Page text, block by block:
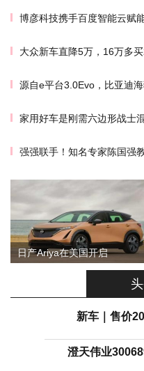
博彦科技携手百度智能云赋
大众新车直降5万，16万多
源自e平台3.0Evo，比亚迪
家用好车是刚需六边形战士
强强联手！知名专家陈国强
日产Ariya在美国开启
新车｜售价
澄天伟业